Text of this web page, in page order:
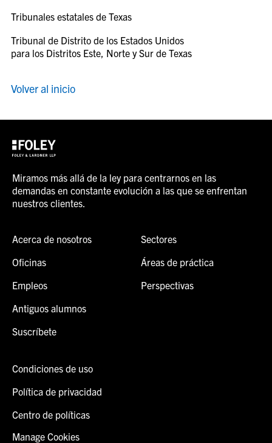
Tribunales estatales de Texas
Tribunal de Distrito de los Estados Unidos
para los Distritos Este, Norte y Sur de Texas
Volver al inicio
Miramos más allá de la ley para centrarnos en las
demandas en constante evolución a las que se enfrentan
nuestros clientes.
Acerca de nosotros
Oficinas
Empleos
Antiguos alumnos
Suscríbete
Sectores
Áreas de práctica
Perspectivas
Condiciones de uso
Política de privacidad
Centro de políticas
Manage Cookies